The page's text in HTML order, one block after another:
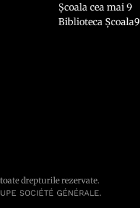
Școala cea mai 9
Biblioteca Școala9
drepturile rezervate.
SOCIÉTÉ GÉNÉRALE.